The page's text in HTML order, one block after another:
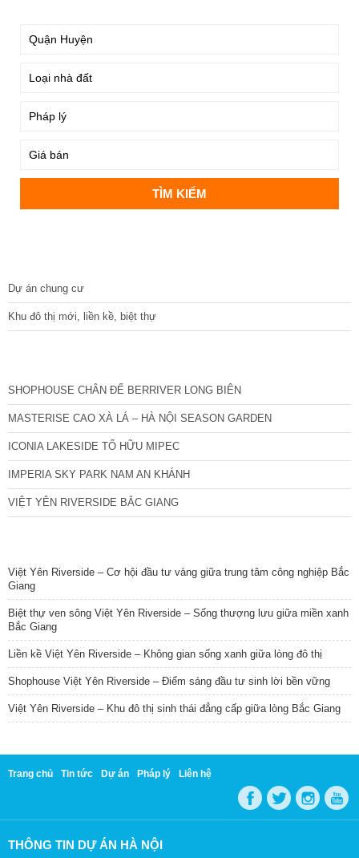
Dự án chung cư
Khu đô thị mới, liền kề, biệt thự
SHOPHOUSE CHÂN ĐẾ BERRIVER LONG BIÊN
MASTERISE CAO XÀ LÁ – HÀ NỘI SEASON GARDEN
ICONIA LAKESIDE TỐ HỮU MIPEC
IMPERIA SKY PARK NAM AN KHÁNH
VIỆT YÊN RIVERSIDE BẮC GIANG
Việt Yên Riverside – Cơ hội đầu tư vàng giữa trung tâm công nghiệp Bắc
Giang
Biệt thự ven sông Việt Yên Riverside – Sống thượng lưu giữa miền xanh
Bắc Giang
Liền kề Việt Yên Riverside – Không gian sống xanh giữa lòng đô thị
Shophouse Việt Yên Riverside – Điểm sáng đầu tư sinh lời bền vững
Việt Yên Riverside – Khu đô thị sinh thái đẳng cấp giữa lòng Bắc Giang
Trang chủ Tin tức Dự án Pháp lý Liên hệ
THÔNG TIN DỰ ÁN HÀ NỘI